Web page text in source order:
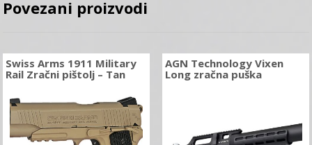
Povezani proizvodi
Swiss Arms 1911 Military
Rail Zračni pištolj – Tan
AGN Technology Vixen
Long zračna puška